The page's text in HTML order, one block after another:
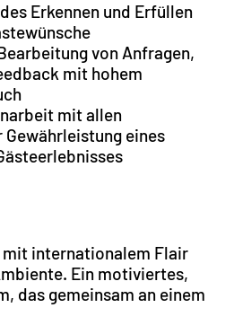
Erkennen und Erfüllen
von Anfragen,
mit hohem
mit allen
Gewährleistung eines
mit internationalem Flair
Ein motiviertes,
das gemeinsam an einem